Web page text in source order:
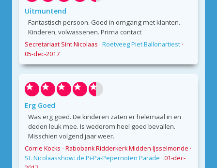
Uitmuntend
Fantastisch persoon. Goed in omgang met klanten.
Kinderen, volwassenen. Prima contact
Secretariaat Sint Nicolaas · Roetveeg Piet Ballonartiest ·
05-dec-2017
Erg Goed
Was erg goed. De kinderen zaten er helemaal in en
deden leuk mee. Is wederom heel goed bevallen.
Misschien volgend jaar weer.
Corrie Kocks - Rabobank Ridderkerk Midden Ijsselmonde ·
St. Nicolaasshow: de Pi-Pa-Pepernoten Parade · 01-dec-